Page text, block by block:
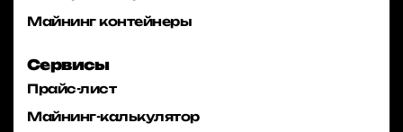
Майнинг контейнеры
Сервисы
Прайс-лист
Майнинг-калькулятор